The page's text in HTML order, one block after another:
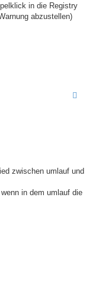
in die Registry
abzustellen)
zwischen umlauf und
in dem umlauf die